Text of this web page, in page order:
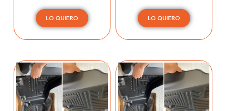
LO QUIERO LO QUIERO